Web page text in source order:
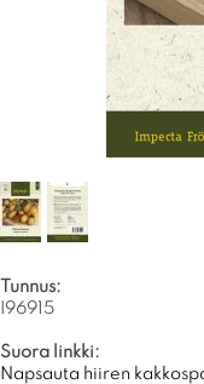
Tunnus:
I96915
Suora linkki:
Napsauta hiiren